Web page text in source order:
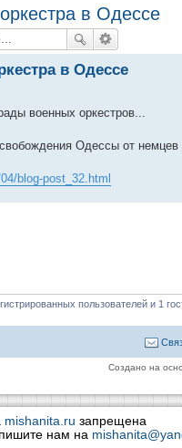
в Одессе
в Одессе
военных оркестров...
Одессы от немцев
blog-post_32.html
пользователей и 1
Создано на
mishanita.ru запрещена
нам на